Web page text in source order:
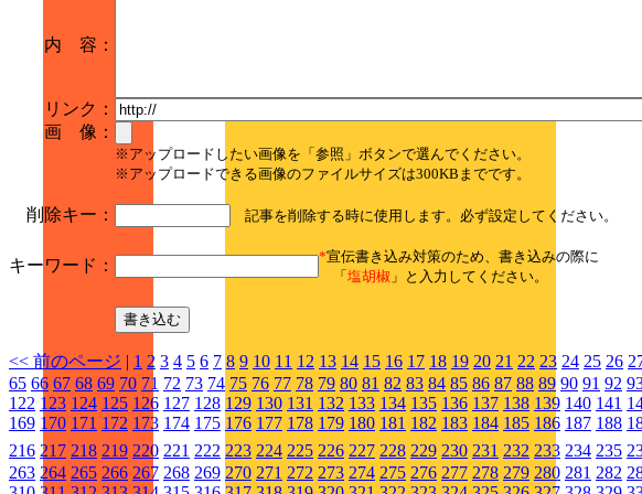
内 容：
リンク：
画 像：
※アップロードしたい画像を「参照」ボタンで選んでください。
※アップロードできる画像のファイルサイズは300KBまでです。
削除キー： 記事を削除する時に使用します。必ず設定してください。
キーワード： *宣伝書き込み対策のため、書き込みの際に
「 塩胡椒 」と入力してください。
<< 前のページ | 1 2 3 4 5 6 7 8 9 10 11 12 13 14 15 16 17 18 19 20 21 22 23 24 25 26
65 66 67 68 69 70 71 72 73 74 75 76 77 78 79 80 81 82 83 84 85 86 87 88 89 90 91 92
122 123 124 125 126 127 128 129 130 131 132 133 134 135 136 137 138 139 140 141
169 170 171 172 173 174 175 176 177 178 179 180 181 182 183 184 185 186 187 188
216 217 218 219 220 221 222 223 224 225 226 227 228 229 230 231 232 233 234 235
263 264 265 266 267 268 269 270 271 272 273 274 275 276 277 278 279 280 281 282